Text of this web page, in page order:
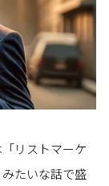
リストマーケ
たいな話で盛